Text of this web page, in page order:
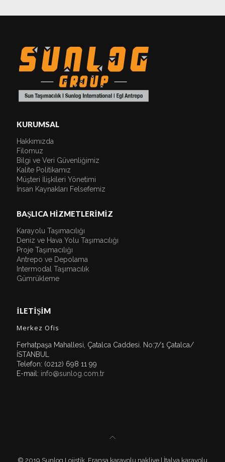
KURUMSAL
Hakkımızda
Filomuz
Bilgi ve Veri Güvenliğimiz
Kalite Politikamız
Müşteri İlişkileri Yönetimi
İnsan Kaynakları Felsefemiz
BAŞLICA HİZMETLERİMİZ
Karayolu Taşımacılığı
Deniz ve Hava Yolu Taşımacılığı
Proje Taşımacılığı
Antrepo ve Depolama
Intermodal Taşımacılık
Gümrükleme
İLETİŞİM
Merkez Ofis
Ferhatpaşa Mahallesi, Çatalca Caddesi. No:7/1 Çatalca/
İSTANBUL
Telefon: (0212) 698 11 99
E-mail: info@sunlog.com.tr
© 2019 Sunlog Lojistik. Fransa karayolu nakliye | İtalya karayolu